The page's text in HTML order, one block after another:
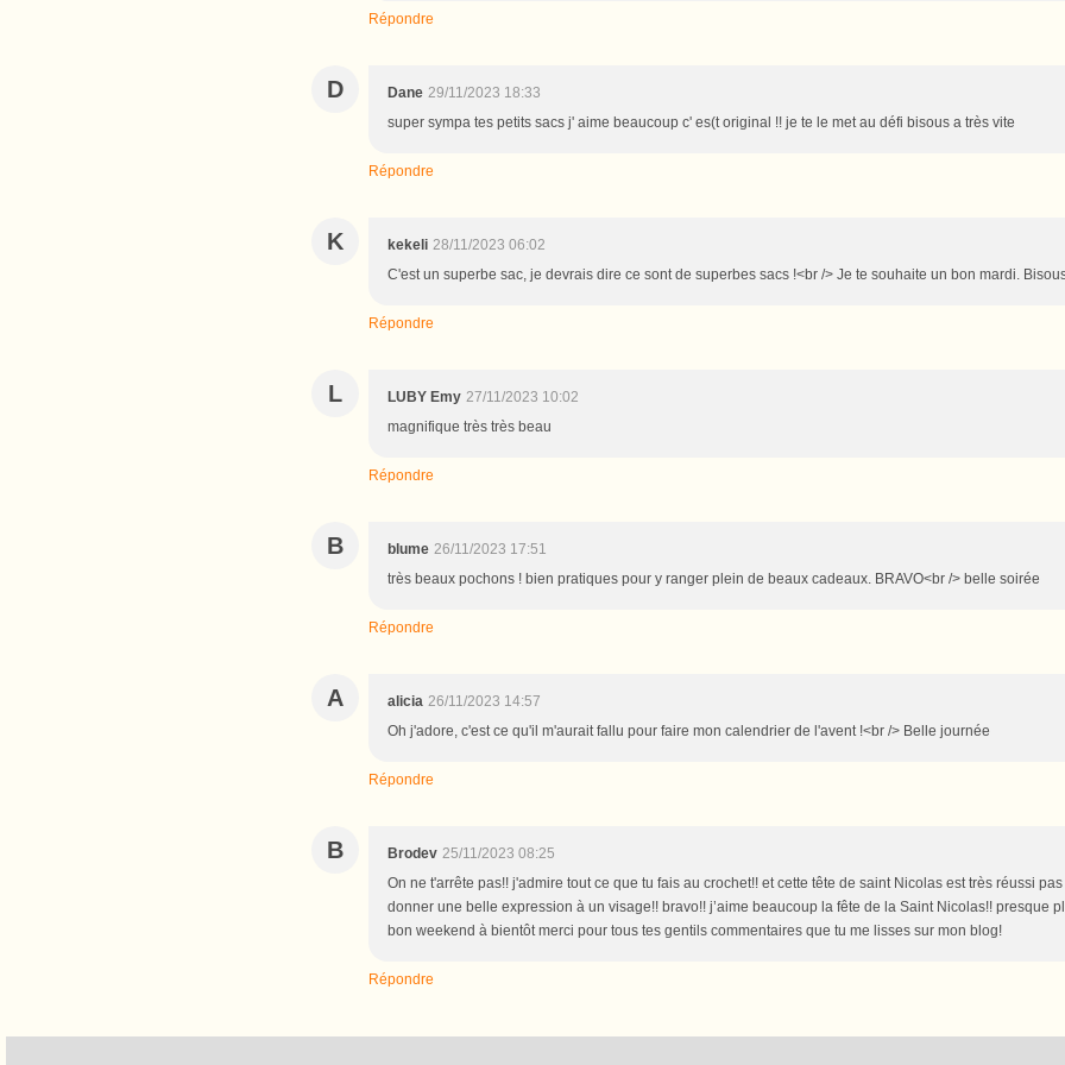
Répondre
D Dane 29/11/2023 18:33
super sympa tes petits sacs j' aime beaucoup c' es(t original !! je te le met au défi bisous a très vite
Répondre
K kekeli 28/11/2023 06:02
C'est un superbe sac, je devrais dire ce sont de superbes sacs !<br /> Je te souhaite un bon mardi.
Répondre
L LUBY Emy 27/11/2023 10:02
magnifique très très beau
Répondre
B blume 26/11/2023 17:51
très beaux pochons ! bien pratiques pour y ranger plein de beaux cadeaux. BRAVO<br /> belle soirée
Répondre
A alicia 26/11/2023 14:57
Oh j'adore, c'est ce qu'il m'aurait fallu pour faire mon calendrier de l'avent !<br /> Belle journée
Répondre
B Brodev 25/11/2023 08:25
On ne t'arrête pas!! j'admire tout ce que tu fais au crochet!! et cette tête de saint Nicolas est très réussi
donner une belle expression à un visage!! bravo!! j’aime beaucoup la fête de la Saint Nicolas!! presque
bon weekend à bientôt merci pour tous tes gentils commentaires que tu me lisses sur mon blog!
Répondre